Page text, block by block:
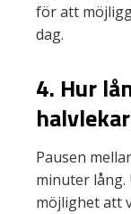
för att
dag.
4. Hur
Pausen
minuter lång.
möjlighet att